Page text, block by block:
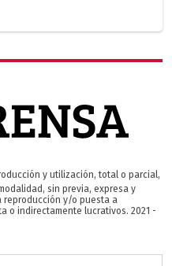
y utilización, total o parcial,
sin previa, expresa y
reproducción y/o puesta a
o indirectamente lucrativos. 2021 -